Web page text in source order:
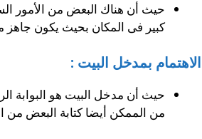
حيث أن هناك البعض من الأمور
كبير فى المكان بحيث يكون
الاهتمام بمدخل البيت :
حيث أن مدخل البيت هو البوابة
من الممكن أيضا كتابة البعض من